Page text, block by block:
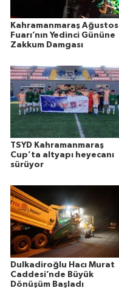
Kahramanmaraş Ağustos
Fuarı’nın Yedinci Gününe
Zakkum Damgası
TSYD Kahramanmaraş
Cup’ta altyapı heyecanı
sürüyor
Dulkadiroğlu Hacı Murat
Caddesi’nde Büyük
Dönüşüm Başladı